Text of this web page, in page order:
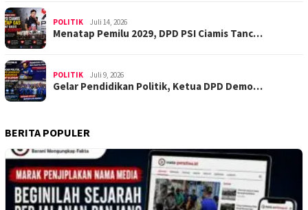
POLITIK Juli 14, 2026
Menatap Pemilu 2029, DPD PSI Ciamis Tanc…
POLITIK Juli 9, 2026
Gelar Pendidikan Politik, Ketua DPD Demo…
BERITA POPULER